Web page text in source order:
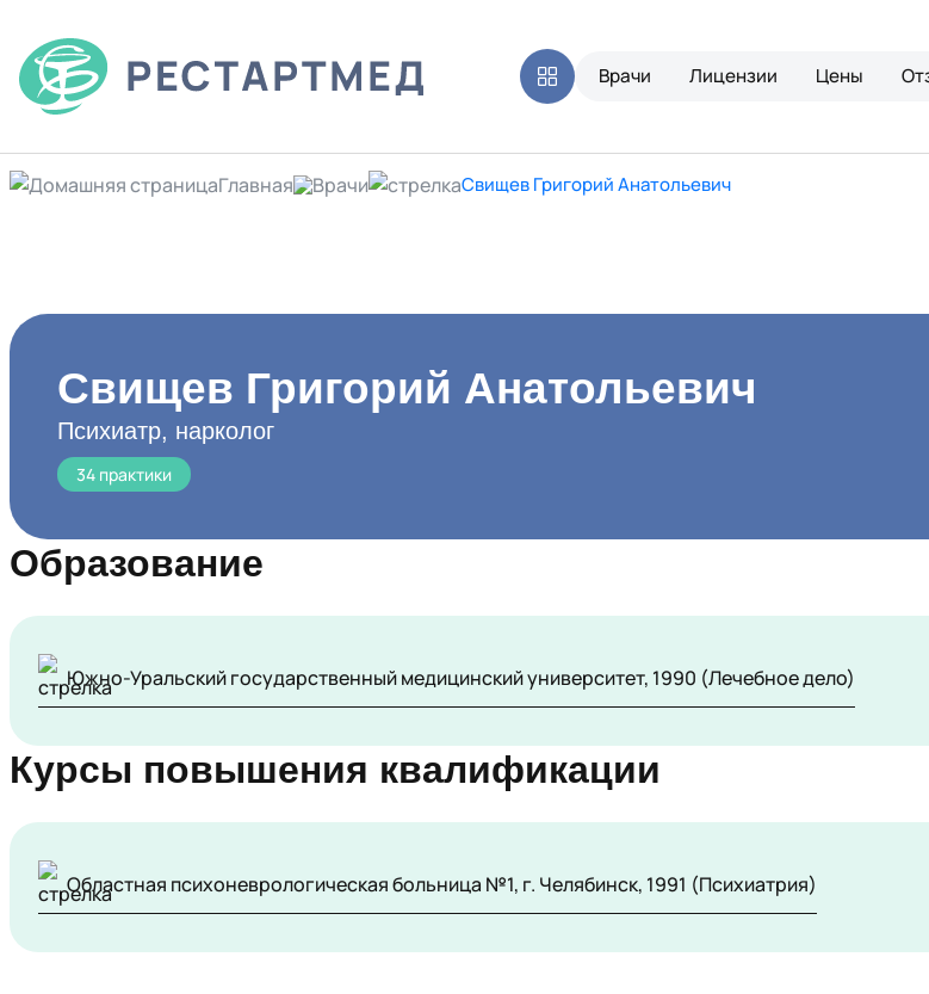
Врачи Лицензии Цены
Главная Врачи Свищев Григорий Анатольевич
Свищев Григорий Анатольевич
Психиатр, нарколог
34 практики
Образование
Южно-Уральский государственный медицинский университет, 1990 (Лечебное дело)
Курсы повышения квалификации
Областная психоневрологическая больница №1, г. Челябинск, 1991 (Психиатрия)